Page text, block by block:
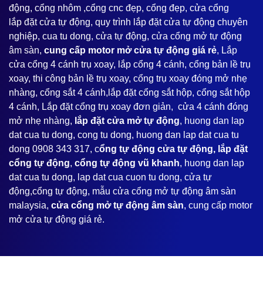
động, cổng nhôm ,cổng cnc đẹp, cổng đẹp, cửa cổng
lắp đặt cửa tự động, quy trình lắp đặt cửa tự động chuyên
nghiệp, cua tu dong, cửa tự động, cửa cổng mở tự động
âm sàn, cung cấp motor mở cửa tự động giá rẻ, Lắp
cửa cổng 4 cánh trụ xoay, lắp cổng 4 cánh, cổng bản lề trụ
xoay, thi công bản lề trụ xoay, cổng trụ xoay đóng mở nhẹ
nhàng, cổng sắt 4 cánh,lắp đặt cổng sắt hộp, cổng sắt hộp
4 cánh, Lắp đặt cổng trụ xoay đơn giản, cửa 4 cánh đóng
mở nhẹ nhàng, lắp đặt cửa mở tự động, huong dan lap
dat cua tu dong, cong tu dong, huong dan lap dat cua tu
dong 0908 343 317, cổng tự động cửa tự động, lắp đặt
cổng tự động, cổng tự động vũ khanh, huong dan lap
dat cua tu dong, lap dat cua cuon tu dong, cửa tự
động,cổng tự động, mẫu cửa cổng mở tự động âm sàn
malaysia, cửa cổng mở tự động âm sàn, cung cấp motor
mở cửa tự động giá rẻ.